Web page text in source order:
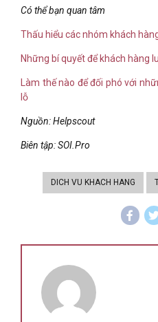
Có thể bạn quan tâm
Thấu hiểu các nhóm khách
Những bí quyết để khách hàng
Làm thế nào để đối phó với
lỗ
Nguồn: Helpscout
Biên tập: SOI.Pro
DICH VU KHACH HANG